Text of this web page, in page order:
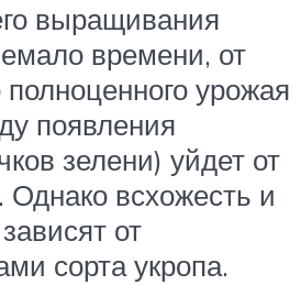
выращивания
времени, от
урожая
появления
зелени) уйдет от
Однако всхожесть и
от
сорта укропа.